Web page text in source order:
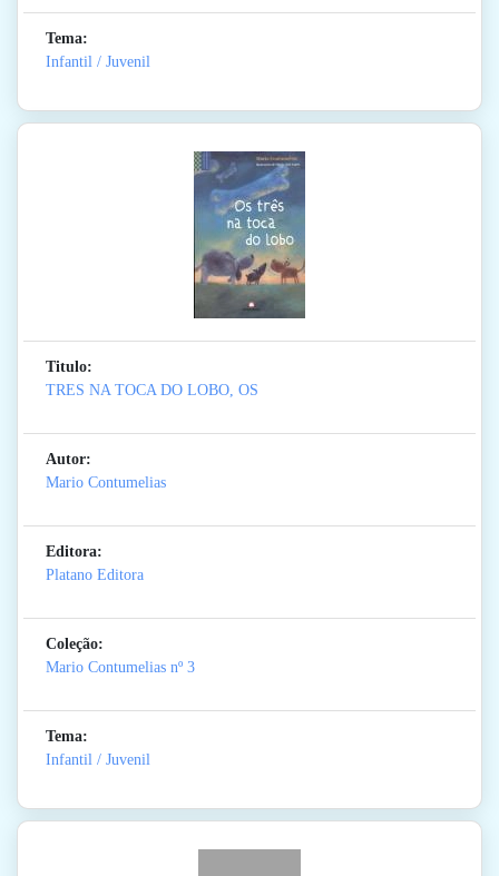
Tema:
Infantil / Juvenil
Titulo:
TRES NA TOCA DO LOBO, OS
Autor:
Mario Contumelias
Editora:
Platano Editora
Coleção:
Mario Contumelias nº 3
Tema:
Infantil / Juvenil